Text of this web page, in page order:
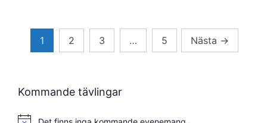
Sidnumrering
1 2 3 … 5 Nästa →
Kommande tävlingar